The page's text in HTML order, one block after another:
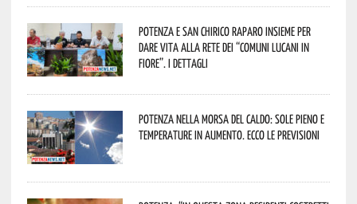
Potenza e San Chirico Raparo insieme per
dare vita alla rete dei “Comuni Lucani in
Fiore”. I dettagli
Potenza nella morsa del caldo: sole pieno e
temperature in aumento. Ecco le previsioni